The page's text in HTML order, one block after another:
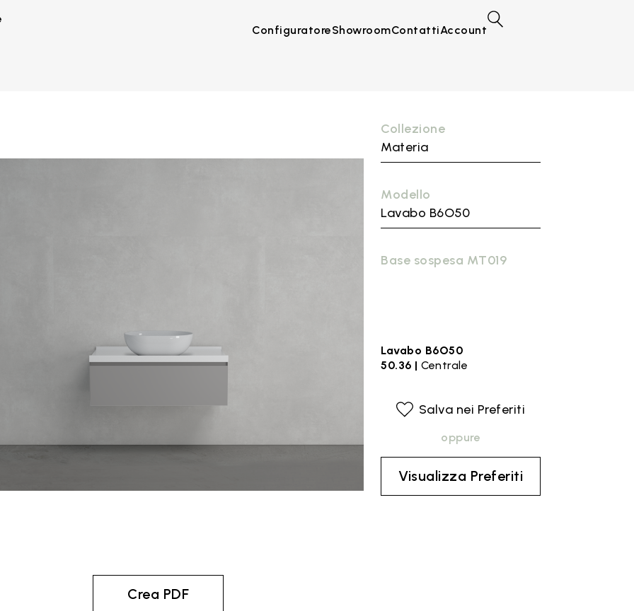
ConfiguratoreShowroomContattiAccount
Collezione
Materia
Modello
Lavabo B6O50
Base sospesa MT019
Lavabo B6O50
50.36 | Centrale
Salva nei Preferiti
oppure
Visualizza Preferiti
Crea PDF